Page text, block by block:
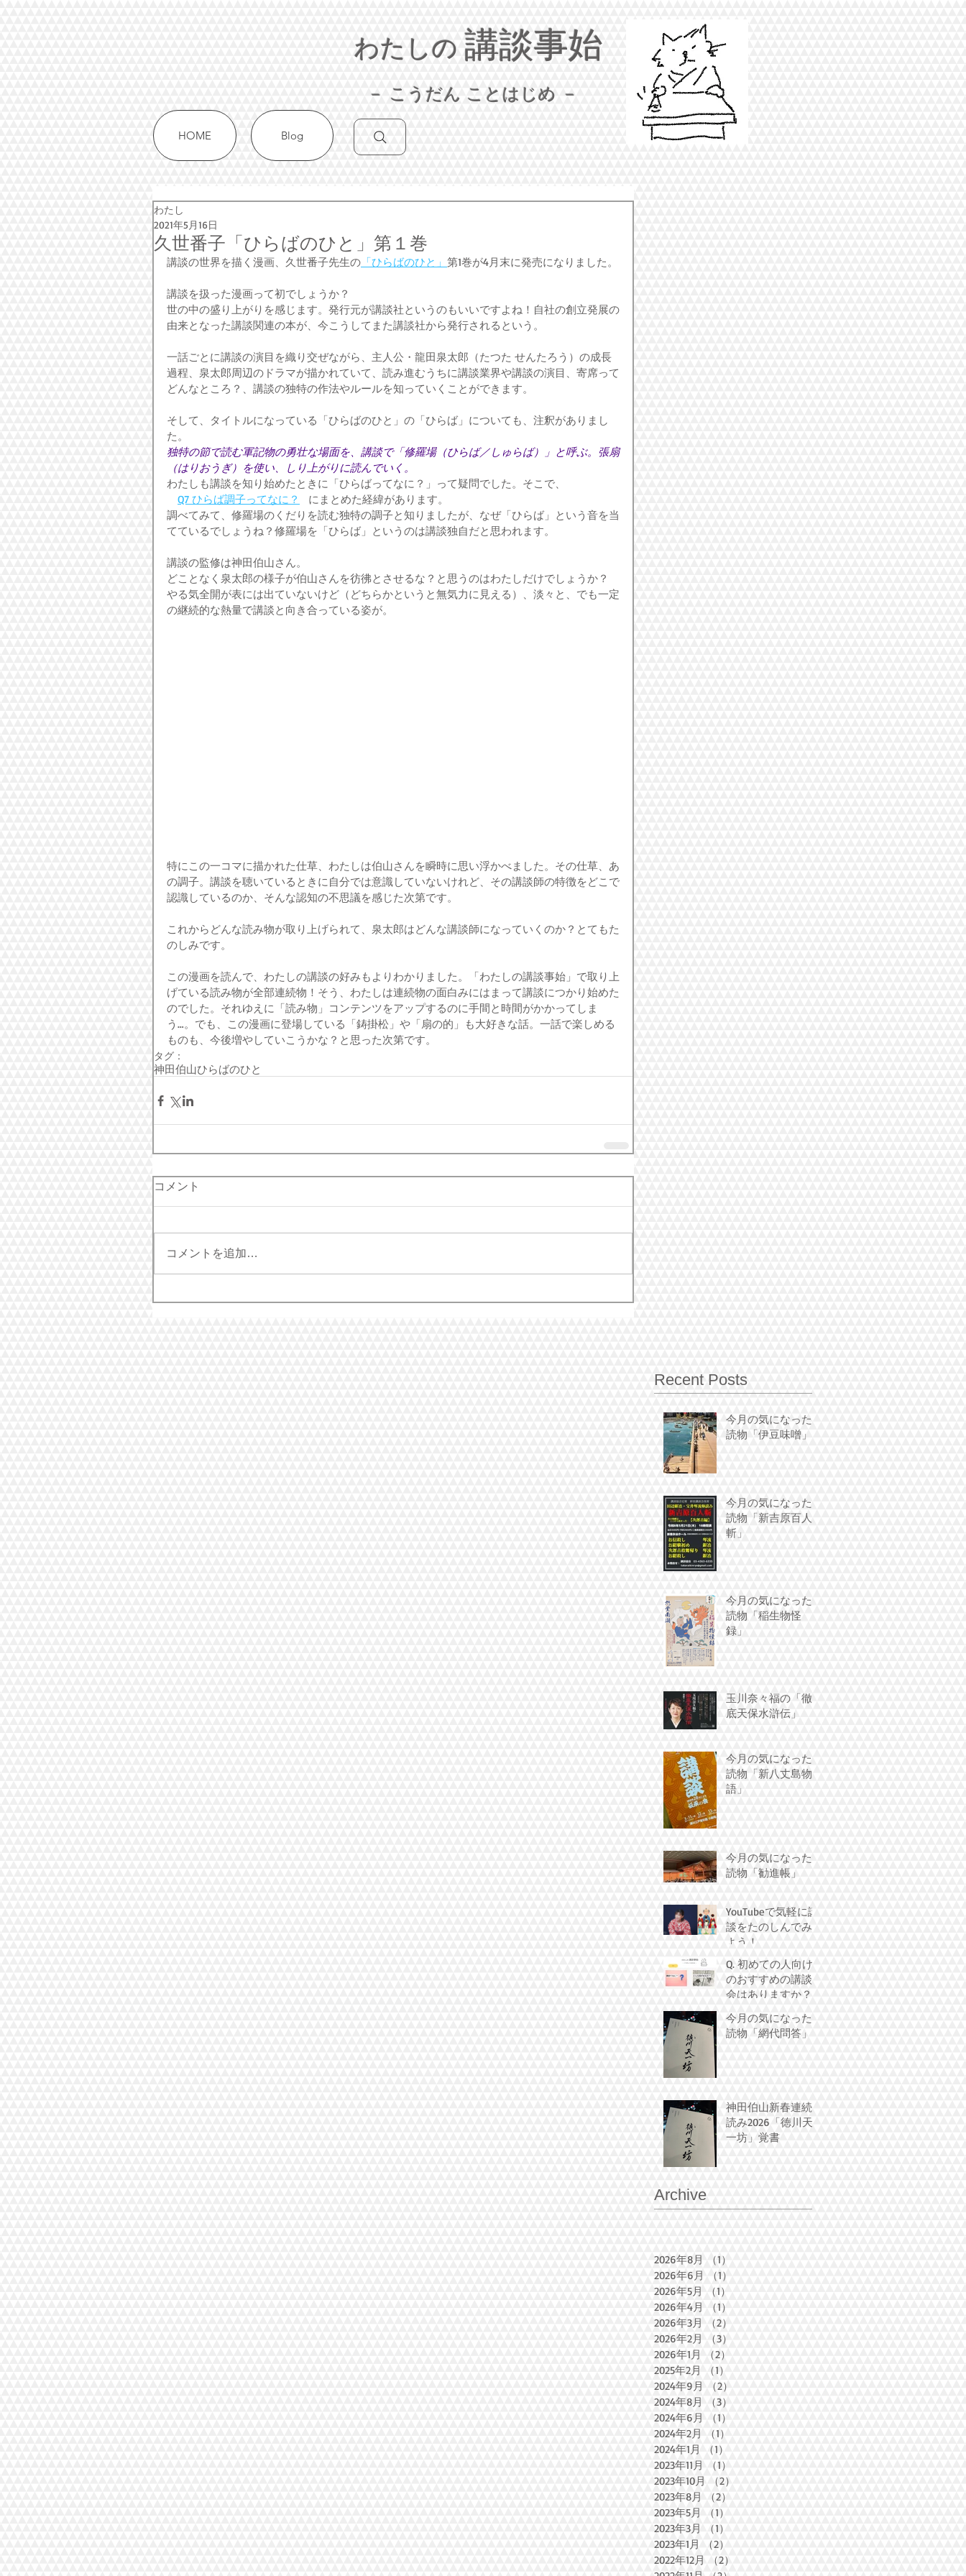
わたしの講談事始
－ こうだん ことはじめ －
HOME Blog
久世番子「ひらばのひと」第１巻
わたし
2021年5月16日
講談の世界を描く漫画、久世番子先生の 「ひらばのひと」 第1巻が4月末に発売になりました。
講談を扱った漫画って初でしょうか？
世の中の盛り上がりを感じます。発行元が講談社というのもいいですよね！自社の創立発展の
由来となった講談関連の本が、今こうしてまた講談社から発行されるという。
一話ごとに講談の演目を織り交ぜながら、主人公・龍田泉太郎（たつた せんたろう）の成長
過程、泉太郎周辺のドラマが描かれていて、読み進むうちに講談業界や講談の演目、寄席って
どんなところ？、講談の独特の作法やルールを知っていくことができます。
そして、タイトルになっている「ひらばのひと」の「ひらば」についても、注釈がありまし
た。
独特の節で読む軍記物の勇壮な場面を、講談で「修羅場（ひらば／しゅらば）」と呼ぶ。張扇
（はりおうぎ）を使い、しり上がりに読んでいく。
わたしも講談を知り始めたときに「ひらばってなに？」って疑問でした。そこで、
Q7 ひらば調子ってなに？
   にまとめた経緯があります。
調べてみて、修羅場のくだりを読む独特の調子と知りましたが、なぜ「ひらば」という音を当
てているでしょうね？修羅場を「ひらば」というのは講談独自だと思われます。
講談の監修は神田伯山さん。
どことなく泉太郎の様子が伯山さんを彷彿とさせるな？と思うのはわたしだけでしょうか？
やる気全開が表には出ていないけど（どちらかというと無気力に見える）、淡々と、でも一定
の継続的な熱量で講談と向き合っている姿が。
特にこの一コマに描かれた仕草、わたしは伯山さんを瞬時に思い浮かべました。その仕草、あ
の調子。講談を聴いているときに自分では意識していないけれど、その講談師の特徴をどこで
認識しているのか、そんな認知の不思議を感じた次第です。
これからどんな読み物が取り上げられて、泉太郎はどんな講談師になっていくのか？とてもた
のしみです。
この漫画を読んで、わたしの講談の好みもよりわかりました。「わたしの講談事始」で取り上
げている読み物が全部連続物！そう、わたしは連続物の面白みにはまって講談につかり始めた
のでした。それゆえに「読み物」コンテンツをアップするのに手間と時間がかかってしま
う…。でも、この漫画に登場している「鋳掛松」や「扇の的」も大好きな話。一話で楽しめる
ものも、今後増やしていこうかな？と思った次第です。
タグ：
神田伯山ひらばのひと
コメント
コメントを追加…
Recent Posts
今月の気になった
読物「伊豆味噌」
今月の気になった
読物「新吉原百人
斬」
今月の気になった
読物「稲生物怪
録」
玉川奈々福の「徹
底天保水滸伝」
今月の気になった
読物「新八丈島物
語」
今月の気になった
読物「勧進帳」
YouTubeで気軽に講
談をたのしんでみ
よう！
Q. 初めての人向け
のおすすめの講談
会はありますか？
今月の気になった
読物「網代問答」
神田伯山新春連続
読み2026「徳川天
一坊」覚書
Archive
2026年8月 （1）
2026年6月
（1）
2026年5月
（1）
2026年4月
（1）
2026年3月
（2）
2026年2月
（3）
2026年1月
（2）
2025年2月
（1）
2024年9月
（2）
2024年8月
（3）
2024年6月
（1）
2024年2月
（1）
2024年1月
（1）
2023年11月
（1）
2023年10月
（2）
2023年8月
（2）
2023年5月
（1）
2023年3月
（1）
2023年1月
（2）
2022年12月
（2）